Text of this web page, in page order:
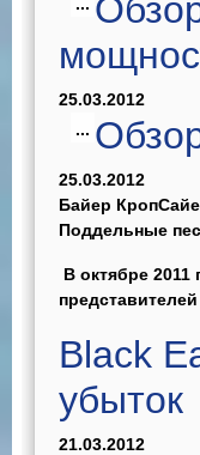
25.03.2012
...
25.03.2012
Байер
Поддельные
В октябре
Black
убыток
21.03.2012